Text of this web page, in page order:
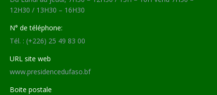
12H30 / 13H30 – 16H30
N° de téléphone:
Tél. : (+226) 25 49 83 00
URL site web
www.presidencedufaso.bf
Boite postale